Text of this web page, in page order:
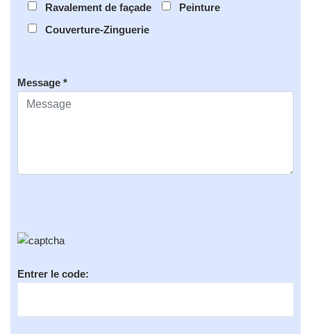
Ravalement de façade
Peinture
Couverture-Zinguerie
Message *
Entrer le code: